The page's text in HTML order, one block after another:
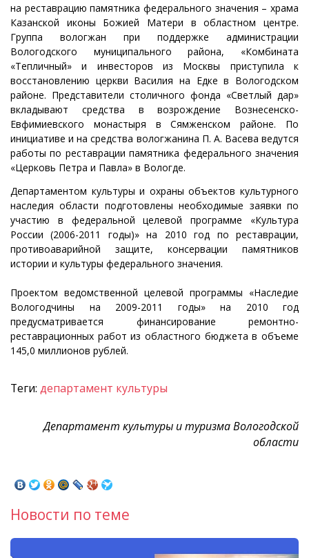
на реставрацию памятника федерального значения – храма
Казанской иконы Божией Матери в областном центре.
Группа вологжан при поддержке администрации
Вологодского муниципального района, «Комбината
«Тепличный» и инвесторов из Москвы приступила к
восстановлению церкви Василия на Едке в Вологодском
районе. Представители столичного фонда «Светлый дар»
вкладывают средства в возрождение Вознесенско-
Евфимиевского монастыря в Сямженском районе. По
инициативе и на средства вологжанина П. А. Васева ведутся
работы по реставрации памятника федерального значения
«Церковь Петра и Павла» в Вологде.
Департаментом культуры и охраны объектов культурного
наследия области подготовлены необходимые заявки по
участию в федеральной целевой программе «Культура
России (2006-2011 годы)» на 2010 год по реставрации,
противоаварийной защите, консервации памятников
истории и культуры федерального значения.
Проектом ведомственной целевой программы «Наследие
Вологодчины на 2009-2011 годы» на 2010 год
предусматривается финансирование ремонтно-
реставрационных работ из областного бюджета в объеме
145,0 миллионов рублей.
Теги: департамент культуры
Департамент культуры и туризма Вологодской
области
Новости по теме